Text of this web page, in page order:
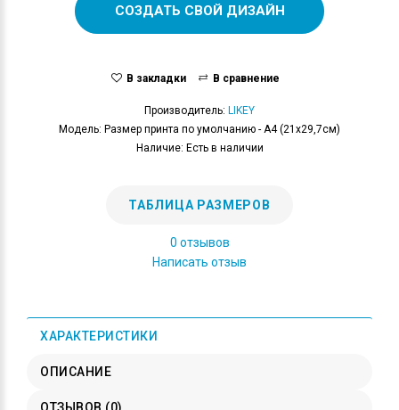
СОЗДАТЬ СВОЙ ДИЗАЙН
В закладки В сравнение
Производитель: LIKEY
Модель: Размер принта по умолчанию - А4 (21x29,7см)
Наличие: Есть в наличии
ТАБЛИЦА РАЗМЕРОВ
0 отзывов
Написать отзыв
ХАРАКТЕРИСТИКИ
ОПИСАНИЕ
ОТЗЫВОВ (0)